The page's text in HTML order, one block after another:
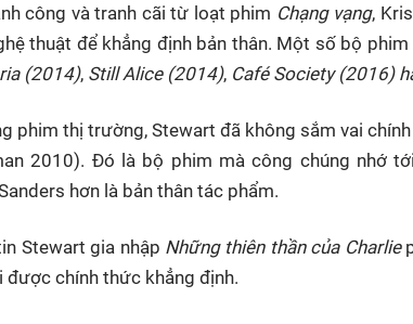
công và tranh cãi từ loạt phim Chạng vạng,
thuật để khẳng định bản thân. Một số bộ
(2014), Still Alice (2014), Café Society (2016)
phim thị trường, Stewart đã không sắm vai
2010). Đó là bộ phim mà công chúng nhớ
hơn là bản thân tác phẩm.
Stewart gia nhập Những thiên thần của Charlie
được chính thức khẳng định.